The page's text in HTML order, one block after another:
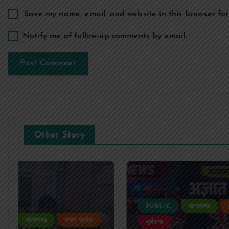
n
Save my name, email, and website in this browser
Notify me of follow-up comments by email.
Other Story
उत्तर प्रदेश
दुर्घटना
PUBLIC
जुर्म